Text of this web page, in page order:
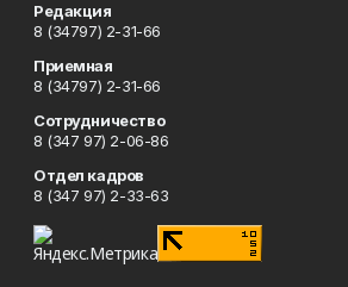
Редакция
8 (34797) 2-31-66
Приемная
8 (34797) 2-31-66
Сотрудничество
8 (347 97) 2-06-86
Отдел кадров
8 (347 97) 2-33-63